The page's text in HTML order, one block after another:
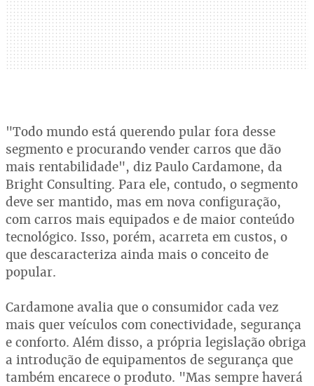
"Todo mundo está querendo pular fora desse
segmento e procurando vender carros que dão
mais rentabilidade", diz Paulo Cardamone, da
Bright Consulting. Para ele, contudo, o segmento
deve ser mantido, mas em nova configuração,
com carros mais equipados e de maior conteúdo
tecnológico. Isso, porém, acarreta em custos, o
que descaracteriza ainda mais o conceito de
popular.
Cardamone avalia que o consumidor cada vez
mais quer veículos com conectividade, segurança
e conforto. Além disso, a própria legislação obriga
a introdução de equipamentos de segurança que
também encarece o produto. "Mas sempre haverá